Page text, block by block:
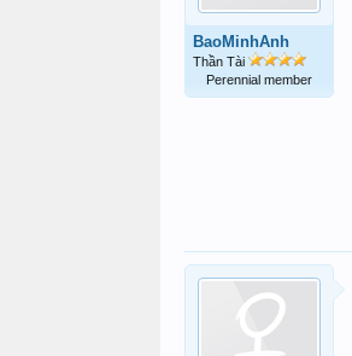
BaoMinhAnh
Thần Tài
Perennial member